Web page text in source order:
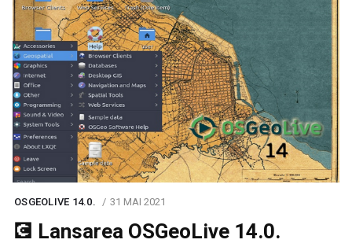
OSGEOLIVE 14.0. 31 MAI 2021
💽 Lansarea OSGeoLive 14.0.